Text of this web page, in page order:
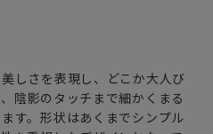
しさを表現し、どこか大人び
陰影のタッチまで細かくまる
す。形状はあくまでシンプル